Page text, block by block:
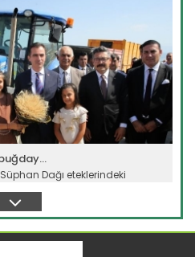
Dağı eteklerindeki